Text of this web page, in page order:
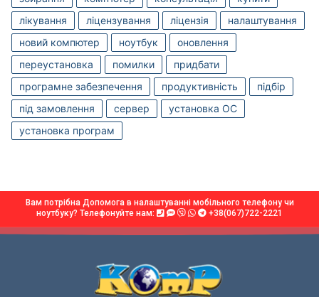
лікування
ліцензування ліцензія
налаштування
новий компютер
ноутбук
оновлення
переустановка
помилки
придбати
програмне забезпечення
продуктивність
підбір
під замовлення
сервер
установка OC
установка програм
Вам потрібна Допомога в налаштуванні мобільного телефону чи
ноутбуку? Телефонуйте нам:
+38(067)722-2221